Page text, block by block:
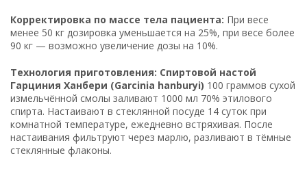
Корректировка по массе тела пациента: При весе
менее 50 кг дозировка уменьшается на 25%, при весе более
90 кг — возможно увеличение дозы на 10%.
Технология приготовления: Спиртовой настой
Гарциния Ханбери (Garcinia hanburyi) 100 граммов сухой
измельчённой смолы заливают 1000 мл 70% этилового
спирта. Настаивают в стеклянной посуде 14 суток при
комнатной температуре, ежедневно встряхивая. После
настаивания фильтруют через марлю, разливают в тёмные
стеклянные флаконы.